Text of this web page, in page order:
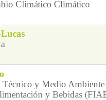
Climático Climático
Técnico y Medio Ambiente
y Bebidas